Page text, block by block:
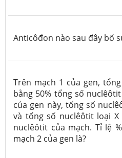
Anticôđon nào sau đây bổ
Trên mạch 1 của gen,
bằng 50% tổng số
của gen này, tổng số
và tổng số nuclêôtit loại X
nuclêôtit của mạch. Tỉ lệ
mạch 2 của gen là?